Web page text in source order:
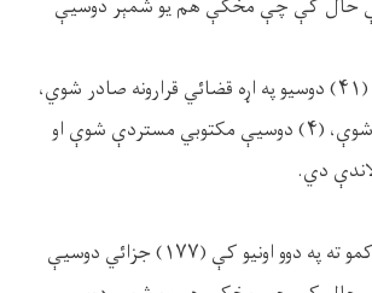
حال کې چې مخکې هم یو شمېر دوسیې
له دې جملې څخه د (۴۱) دوسیو په اړه قضائي قرارونه صادر شوي،
(۲۶) دوسیې فیصله شوې، (۴) دوسیې مکتوبي مستردې شوې او
دي.
د ننګرهار ولايت محاکمو ته په دوو اونيو کې (۱۷۷) جزائي دوسیې